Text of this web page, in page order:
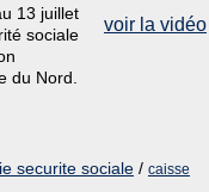
voir la vidéo
13 juillet
sociale
du Nord.
securite sociale / caisse